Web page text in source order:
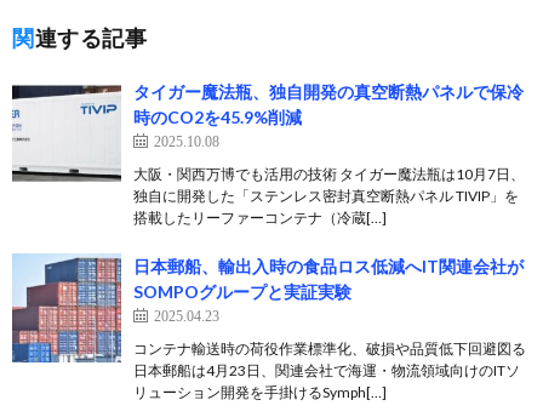
関連する記事
タイガー魔法瓶、独自開発の真空断熱パネルで保冷
時のCO2を45.9%削減
2025.10.08
大阪・関西万博でも活用の技術 タイガー魔法瓶は10月7日、
独自に開発した「ステンレス密封真空断熱パネル TIVIP」を
搭載したリーファーコンテナ（冷蔵[…]
日本郵船、輸出入時の食品ロス低減へIT関連会社が
SOMPOグループと実証実験
2025.04.23
コンテナ輸送時の荷役作業標準化、破損や品質低下回避図る
日本郵船は4月23日、関連会社で海運・物流領域向けのITソ
リューション開発を手掛けるSymph[…]